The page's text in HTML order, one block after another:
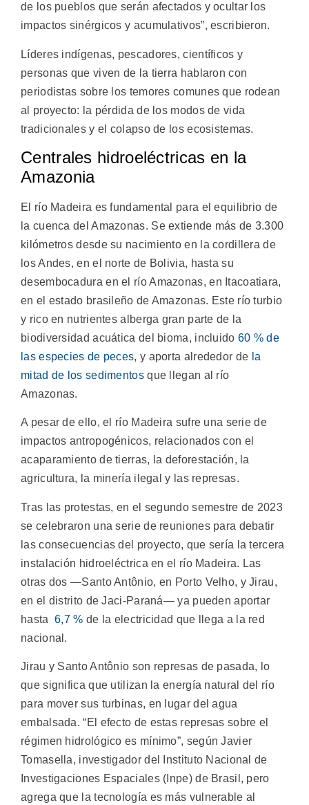
de los pueblos que serán afectados y ocultar los
impactos sinérgicos y acumulativos”, escribieron.
Líderes indígenas, pescadores, científicos y
personas que viven de la tierra hablaron con
periodistas sobre los temores comunes que rodean
al proyecto: la pérdida de los modos de vida
tradicionales y el colapso de los ecosistemas.
Centrales hidroeléctricas en la
Amazonia
El río Madeira es fundamental para el equilibrio de
la cuenca del Amazonas. Se extiende más de 3.300
kilómetros desde su nacimiento en la cordillera de
los Andes, en el norte de Bolivia, hasta su
desembocadura en el río Amazonas, en Itacoatiara,
en el estado brasileño de Amazonas. Este río turbio
y rico en nutrientes alberga gran parte de la
biodiversidad acuática del bioma, incluido 60 % de
las especies de peces, y aporta alrededor de la
mitad de los sedimentosque llegan al río
Amazonas.
A pesar de ello, el río Madeira sufre una serie de
impactos antropogénicos, relacionados con el
acaparamiento de tierras, la deforestación, la
agricultura, la minería ilegal y las represas.
Tras las protestas, en el segundo semestre de 2023
se celebraron una serie de reuniones para debatir
las consecuencias del proyecto, que sería la tercera
instalación hidroeléctrica en el río Madeira. Las
otras dos ―Santo Antônio, en Porto Velho, y Jirau,
en el distrito de Jaci-Paraná― ya pueden aportar
hasta6,7 % de la electricidad que llega a la red
nacional.
Jirau y Santo Antônio son represas de pasada, lo
que significa que utilizan la energía natural del río
para mover sus turbinas, en lugar del agua
embalsada. “El efecto de estas represas sobre el
régimen hidrológico es mínimo”, según Javier
Tomasella, investigador del Instituto Nacional de
Investigaciones Espaciales (Inpe) de Brasil, pero
agrega que la tecnología es más vulnerable al